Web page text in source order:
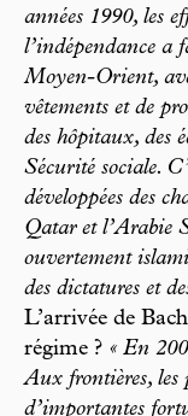
années 1990, les
l’indépendance a
Moyen-Orient,
vêtements et de
des hôpitaux, des
Sécurité sociale.
développées des
Qatar et l’Arabie
ouvertement
des dictatures et
L’arrivée de
régime ? « En
Aux frontières, les
d’importantes